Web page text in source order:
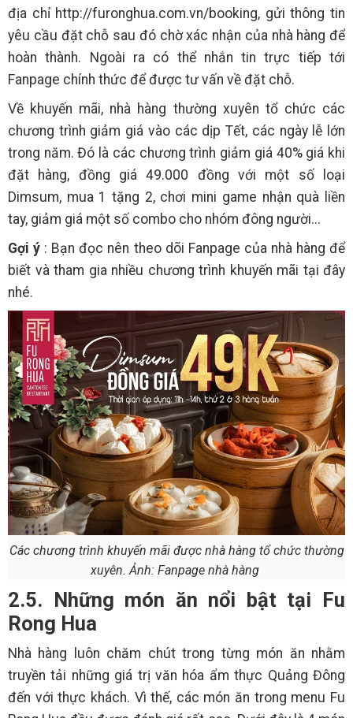
địa chỉ http://furonghua.com.vn/booking, gửi thông tin
yêu cầu đặt chỗ sau đó chờ xác nhận của nhà hàng để
hoàn thành. Ngoài ra có thể nhắn tin trực tiếp tới
Fanpage chính thức để được tư vấn về đặt chỗ.
Về khuyến mãi, nhà hàng thường xuyên tổ chức các
chương trình giảm giá vào các dịp Tết, các ngày lễ lớn
trong năm. Đó là các chương trình giảm giá 40% giá khi
đặt hàng, đồng giá 49.000 đồng với một số loại
Dimsum, mua 1 tặng 2, chơi mini game nhận quà liền
tay, giảm giá một số combo cho nhóm đông người...
Gợi ý : Bạn đọc nên theo dõi Fanpage của nhà hàng để
biết và tham gia nhiều chương trình khuyến mãi tại đây
nhé.
Các chương trình khuyến mãi được nhà hàng tổ chức thường
xuyên. Ảnh: Fanpage nhà hàng
2.5. Những món ăn nổi bật tại Fu
Rong Hua
Nhà hàng luôn chăm chút trong từng món ăn nhằm
truyền tải những giá trị văn hóa ẩm thực Quảng Đông
đến với thực khách. Vì thế, các món ăn trong menu Fu